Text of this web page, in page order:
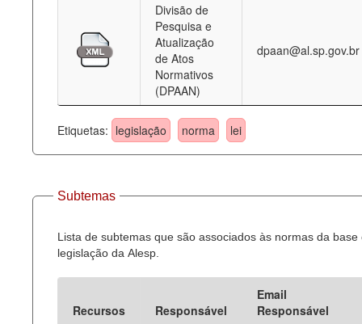
Divisão de
Pesquisa e
Atualização
de Atos
Normativos
(DPAAN)
dpaan@al.sp.gov.br
Etiquetas: legislação norma lei
Subtemas
Lista de subtemas que são associados às normas da base
legislação da Alesp.
Recursos Responsável
Email
Responsável